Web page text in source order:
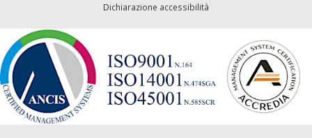
Dichiarazione accessibilità